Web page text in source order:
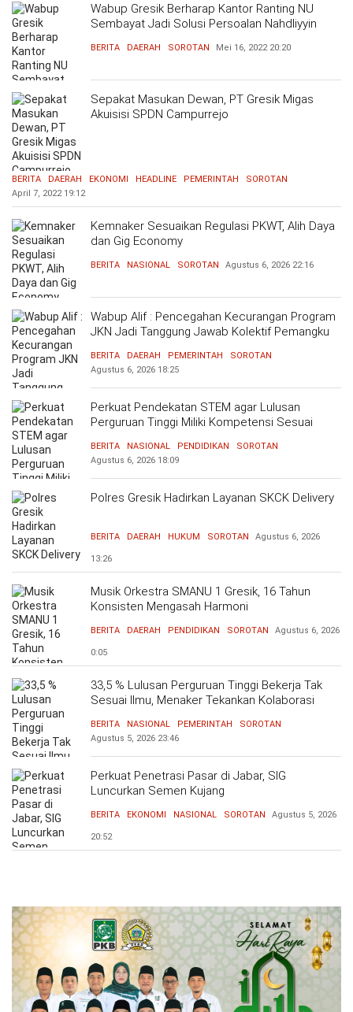
Wabup Gresik Berharap Kantor Ranting NU
Sembayat Jadi Solusi Persoalan Nahdliyyin
BERITA DAERAH SOROTAN Mei 16, 2022 20:20
Sepakat Masukan Dewan, PT Gresik Migas
Akuisisi SPDN Campurrejo
BERITA DAERAH EKONOMI HEADLINE PEMERINTAH
SOROTAN
April 7, 2022 19:12
Kemnaker Sesuaikan Regulasi PKWT, Alih Daya
dan Gig Economy
BERITA NASIONAL SOROTAN Agustus 6, 2026 22:16
Wabup Alif : Pencegahan Kecurangan Program
JKN Jadi Tanggung Jawab Kolektif Pemangku
BERITA DAERAH PEMERINTAH
SOROTAN
Agustus 6, 2026 18:25
Perkuat Pendekatan STEM agar Lulusan
Perguruan Tinggi Miliki Kompetensi Sesuai
BERITA NASIONAL PENDIDIKAN
SOROTAN
Agustus 6, 2026 18:09
Polres Gresik Hadirkan Layanan SKCK Delivery
BERITA DAERAH HUKUM SOROTAN Agustus 6, 2026
13:26
Musik Orkestra SMANU 1 Gresik, 16 Tahun
Konsisten Mengasah Harmoni
BERITA DAERAH PENDIDIKAN SOROTAN Agustus 6, 2026
0:05
33,5 % Lulusan Perguruan Tinggi Bekerja Tak
Sesuai Ilmu, Menaker Tekankan Kolaborasi
BERITA NASIONAL PEMERINTAH
SOROTAN
Agustus 5, 2026 23:46
Perkuat Penetrasi Pasar di Jabar, SIG
Luncurkan Semen Kujang
BERITA EKONOMI NASIONAL SOROTAN Agustus 5, 2026
20:52